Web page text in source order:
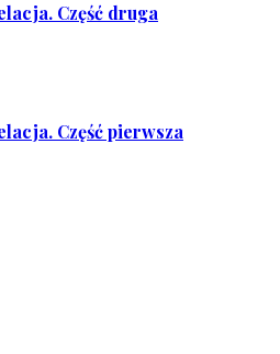
Część druga
Część pierwsza